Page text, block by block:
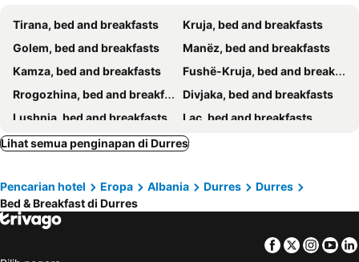
Tirana, bed and breakfasts
Kruja, bed and breakfasts
Golem, bed and breakfasts
Manëz, bed and breakfasts
Kamza, bed and breakfasts
Fushë-Kruja, bed and breakfasts
Rrogozhina, bed and breakfasts
Divjaka, bed and breakfasts
Lushnja, bed and breakfasts
Laç, bed and breakfasts
Kavaja, bed and breakfasts
Vora, bed and breakfasts
Lihat semua penginapan di Durres
Pencarian hotel Eropa Albania Durres
Durres
Bed & Breakfast di Durres
Facebook
Twitter